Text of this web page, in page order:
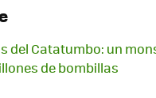
del Catatumbo: un
de bombillas